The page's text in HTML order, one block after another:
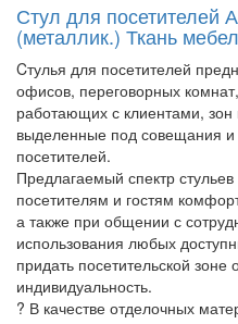
Стул для посетителей
(металлик.) Ткань
Cтулья для посетителей
офисов, переговорных
работающих с клиентами, зон
выделенные под совещания
посетителей.
Предлагаемый спектр
посетителям и гостям
а также при общении с
использования любых
придать посетительской
индивидуальность.
? В качестве отделочных